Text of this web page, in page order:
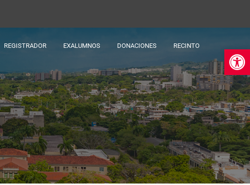
REGISTRADOR EXALUMNOS DONACIONES RECINTO